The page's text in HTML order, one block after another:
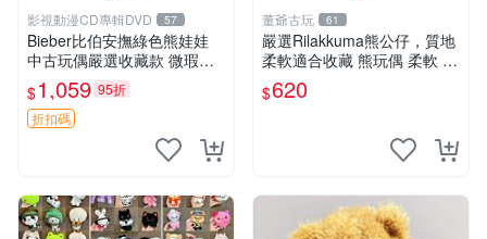
影視動漫CD專輯DVD 57
Bieber比伯安撫綠色熊娃娃
中古玩偶嚴選收藏款 微瑕輕
度使用 Bieber綠熊娃娃 中古
玩偶 微瑕
$1,059 95折
折扣碼
董爺古玩 61
嚴選Rilakkuma熊公仔，質地
柔軟適合收藏 熊玩偶 柔軟 公
仔 收藏
$620